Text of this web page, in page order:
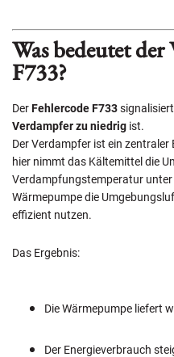
Was bedeutet
F733?
DerFehlercode F733
Verdampfer zu niedrig ist.
Der Verdampfer ist ein
hier nimmt das Kältemittel die
Verdampfungstemperatur
Wärmepumpe die
effizient nutzen.
Das Ergebnis:
Die Wärmepumpe liefert
Der Energieverbrauch